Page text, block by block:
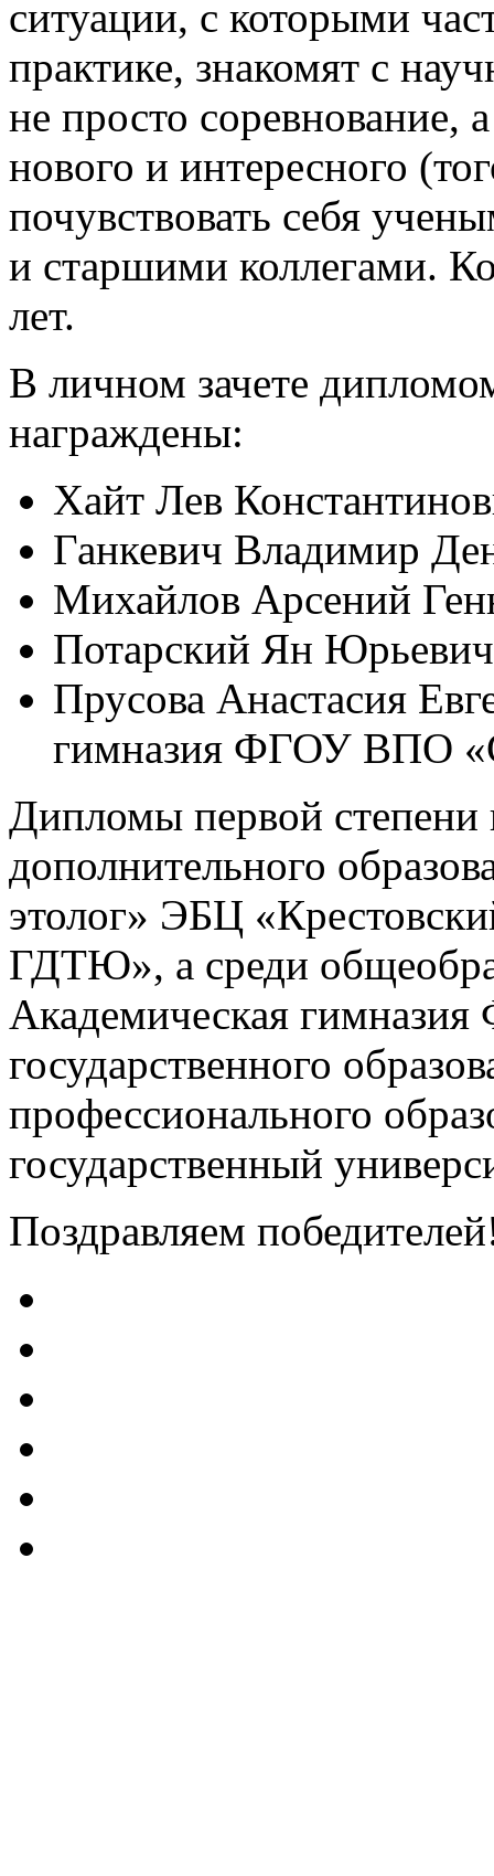
ситуации, с которыми
практике, знакомят с
не просто соревнование,
нового и интересного
почувствовать себя
и старшими коллегами.
лет.
В личном зачете
награждены:
Хайт Лев
Ганкевич Владимир
Михайлов Арсений
Потарский Ян
Прусова Анастасия
гимназия ФГОУ ВПО
Дипломы первой
дополнительного
этолог» ЭБЦ
ГДТЮ», а среди
Академическая гимназия
государственного
профессионального
государственный
Поздравляем